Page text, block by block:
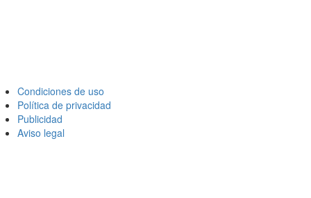
Condiciones de uso
Política de privacidad
Publicidad
Aviso legal